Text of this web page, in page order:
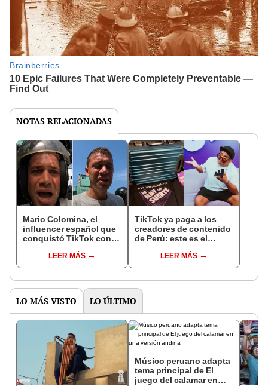
NOTAS RELACIONADAS
Mario Colomina, el
influencer español que
conquistó TikTok con
"Mi amor nació por la
gastronomía"
LEER MÁS
TikTok ya paga a los
creadores de contenido
de Perú: este es el
llegar a cobrar por 1.000
vistas
LEER MÁS
LO MÁS VISTO LO ÚLTIMO
Músico peruano adapta
tema principal de El
juego del calamar en